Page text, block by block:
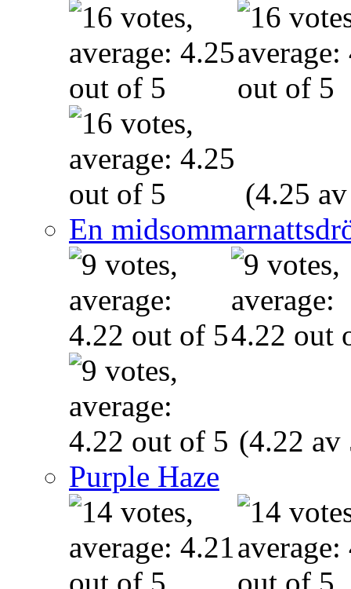
(4.25
En
(4.22 av
Purple Haze